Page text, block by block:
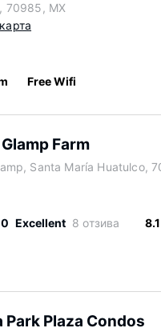
70985, MX
Free Wifi
Farm
Santa María Huatulco,
Excellent 8 отзива
Park Plaza Condos